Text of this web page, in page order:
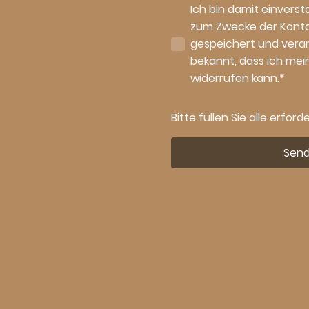
Ich bin damit
zum Zwecke der
gespeichert und
bekannt, dass ich
widerrufen kann.*
Bitte füllen Sie alle